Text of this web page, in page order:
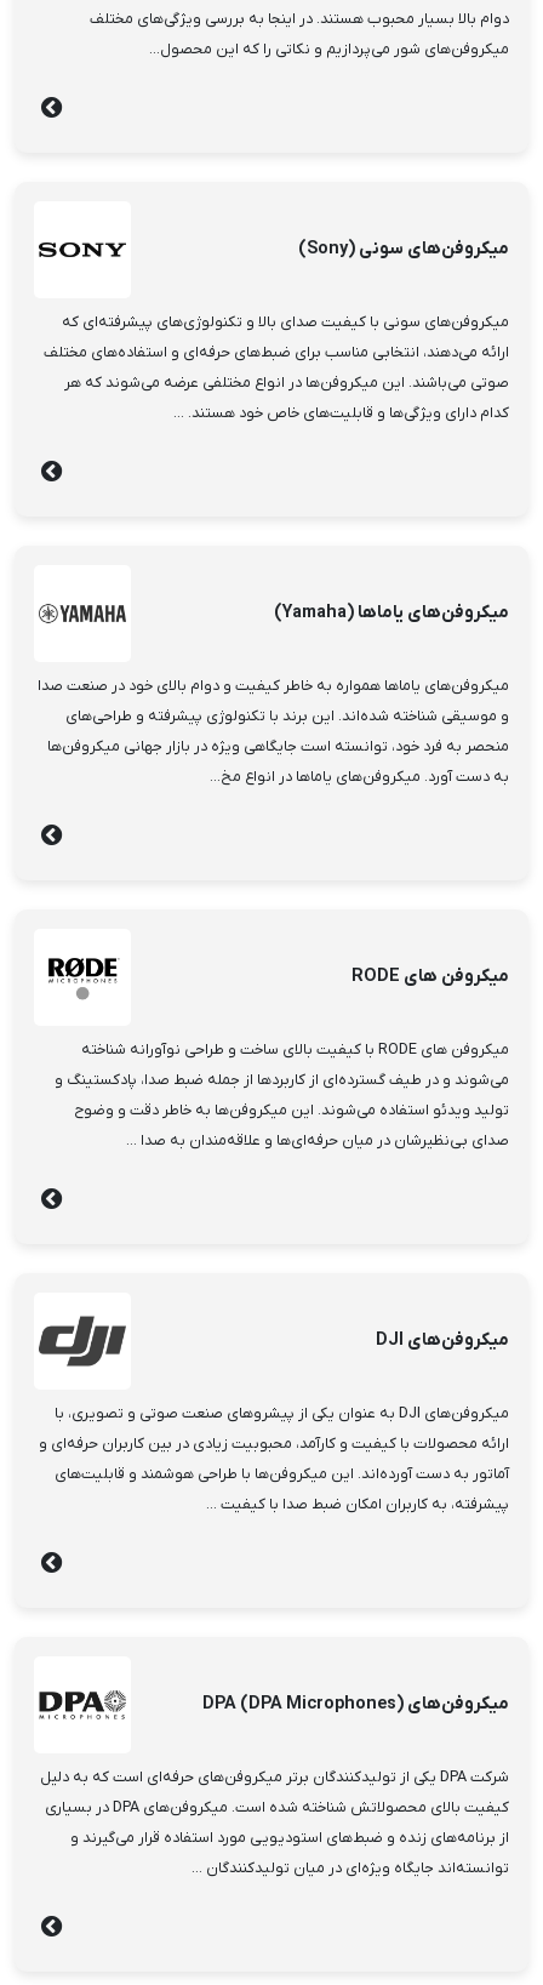
دوام بالا بسیار محبوب هستند. در اینجا به بررسی ویژگی‌های مختلف
میکروفن‌های شور می‌پردازیم و نکاتی را که این محصول...
میکروفن‌های سونی (Sony)
میکروفن‌های سونی با کیفیت صدای بالا و تکنولوژی‌های پیشرفته‌ای که
ارائه می‌دهند، انتخابی مناسب برای ضبط‌های حرفه‌ای و استفاده‌های مختلف
صوتی می‌باشند. این میکروفن‌ها در انواع مختلفی عرضه می‌شوند که هر
کدام دارای ویژگی‌ها و قابلیت‌های خاص خود هستند. ...
میکروفن‌های یاماها (Yamaha)
میکروفن‌های یاماها همواره به خاطر کیفیت و دوام بالای خود در صنعت صدا
و موسیقی شناخته شده‌اند. این برند با تکنولوژی پیشرفته و طراحی‌های
منحصر به فرد خود، توانسته است جایگاهی ویژه در بازار جهانی میکروفن‌ها
به دست آورد. میکروفن‌های یاماها در انواع مخ...
میکروفن های RODE
میکروفن های RODE با کیفیت بالای ساخت و طراحی نوآورانه شناخته
می‌شوند و در طیف گسترده‌ای از کاربردها از جمله ضبط صدا، پادکستینگ و
تولید ویدئو استفاده می‌شوند. این میکروفن‌ها به خاطر دقت و وضوح
صدای بی‌نظیرشان در میان حرفه‌ای‌ها و علاقه‌مندان به صدا ...
میکروفن‌های DJI
میکروفن‌های DJI به عنوان یکی از پیشروهای صنعت صوتی و تصویری، با
ارائه محصولات با کیفیت و کارآمد، محبوبیت زیادی در بین کاربران حرفه‌ای و
آماتور به دست آورده‌اند. این میکروفن‌ها با طراحی هوشمند و قابلیت‌های
پیشرفته، به کاربران امکان ضبط صدا با کیفیت ...
میکروفن‌های DPA (DPA Microphones)
شرکت DPA یکی از تولیدکنندگان برتر میکروفن‌های حرفه‌ای است که به دلیل
کیفیت بالای محصولاتش شناخته شده است. میکروفن‌های DPA در بسیاری
از برنامه‌های زنده و ضبط‌های استودیویی مورد استفاده قرار می‌گیرند و
توانسته‌اند جایگاه ویژه‌ای در میان تولیدکنندگان ...